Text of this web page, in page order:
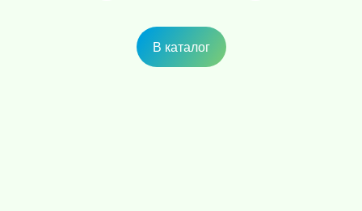
В каталог